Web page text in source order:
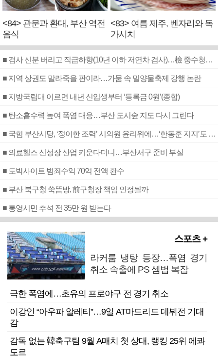
<84> 관문과 환대, 부산 역전
음식
<83> 여름 제주, 벤자리와 독
가시치
■ 검사 신분 버리고 직급하향(10년 이하 저연차 검사)…檢 중수청행 기피
■ 지역 상권도 말라죽을 판이라…가뭄 속 밀양물축제 강행 논란
■ 지방국립대 이르면 내년 신입생부터 ‘등록금 0원’(종합)
■ 탄소흡수력 높여 폭염 대응…부산 도시숲 지도 다시 그린다
■ 국힘 부산시당, ‘정이한 조력’ 시의원 윤리위에…‘한동훈 지지’도 신고접수
■ 의료헬스 신성장 산업 키운다더니…부산서구 준비 부실
■ 도박사이트 범죄수익 70억 전액 환수
■ 부산 북구청 쑥뜸방, 前구청장 책임 인정될까
■ 통영시민 추석 전 35만 원 받는다
스포츠 +
라커룸 냉탕 등장…폭염 경기
취소 속출에 PS 셈법 복잡
극한 폭염에…초유의 프로야구 전 경기 취소
이강인 “아우파 알레티”…9일 AT마드리드 데뷔전 기대
감
감독 없는 韓축구팀 9월 A매치 첫 상대, 랭킹 25위 에콰
도르